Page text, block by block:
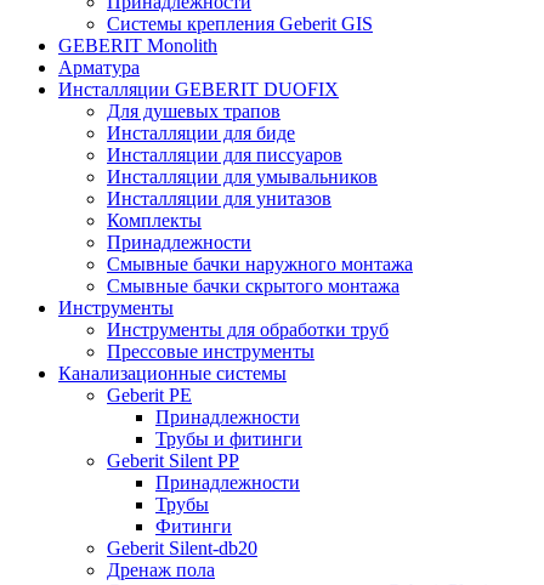
Системы крепления Geberit GIS
GEBERIT Monolith
Арматура
Инсталляции GEBERIT DUOFIX
Для душевых трапов
Инсталляции для биде
Инсталляции для писсуаров
Инсталляции для умывальников
Инсталляции для унитазов
Комплекты
Принадлежности
Смывные бачки наружного монтажа
Смывные бачки скрытого монтажа
Инструменты
Инструменты для обработки труб
Прессовые инструменты
Канализационные системы
Geberit PE
Принадлежности
Трубы и фитинги
Geberit Silent PP
Принадлежности
Трубы
Фитинги
Geberit Silent-db20
Дренаж пола